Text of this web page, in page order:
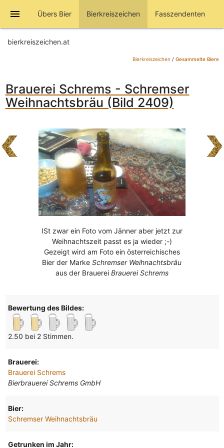
menu Übers Bier Bierkreiszeichen Fasszendenten
bierkreiszeichen.at
Bierkreiszeichen / Gesammelte Biere
Brauerei Schrems - Schremser
Weihnachtsbräu (Bild 2409)
ISt zwar ein Foto vom Jänner aber jetzt zur
Weihnachtszeit passt es ja wieder ;-)
Gezeigt wird am Foto ein österreichisches
Bier der MarkeSchremser Weihnachtsbräu
aus der Brauerei Brauerei Schrems
Bewertung des Bildes:
2.50 bei 2 Stimmen.
Brauerei:
Brauerei Schrems
Bierbrauerei Schrems GmbH
Bier:
Schremser Weihnachtsbräu
Getrunken im Jahr: